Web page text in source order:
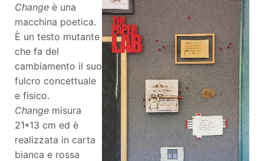
Change è una
macchina poetica.
È un testo mutante
che fa del
cambiamento il suo
fulcro concettuale
e fisico.
Change misura
21*13 cm ed è
realizzata in carta
bianca e rossa